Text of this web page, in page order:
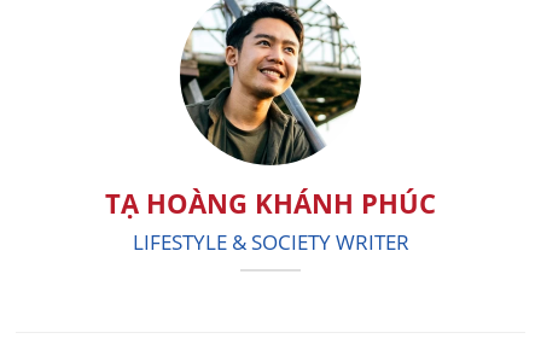
TẠ HOÀNG KHÁNH PHÚC
LIFESTYLE & SOCIETY WRITER